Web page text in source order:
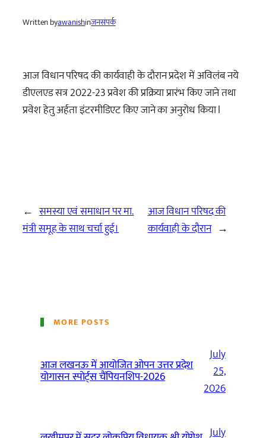
Written byawanishinजनसंपर्क
आज विधान परिषद की कार्यवाही के दौरान प्रदेश में अविलंब नये
डीएलएड सत्र 2022-23 प्रवेश की प्रक्रिया प्रारंभ किए जाने तथा
प्रवेश हेतु अर्हता इंटरमीडिएट किए जाने का अनुरोध किया l
← समस्या एवं समाधान पर मा.
मंत्री समूह के साथ चर्चा हुई।
आज विधान परिषद की
कार्यवाही के दौरान →
MORE POSTS
आज लखनऊ में आयोजित ओपन उत्तर प्रदेश
योगासन स्पोर्ट्स चैंपियनशिप-2026
July
25,
2026
July